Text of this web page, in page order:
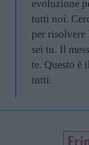
evoluzione
tutti noi.
per risolvere
sei tu. Il
te. Questo è
tutti.